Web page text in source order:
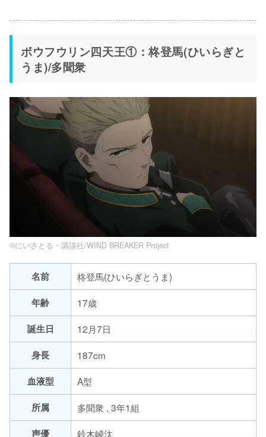
ボウフウリン四天王①：柊登馬(ひいらぎと
うま)/多聞衆
©にいさとる・講談社/WIND BREAKER Project
名前
柊登馬(ひいらぎとうま)
年齢
17歳
誕生日
12月7日
身長
187cm
血液型
A型
所属
多聞衆 , 3年1組
声優
鈴木崚汰